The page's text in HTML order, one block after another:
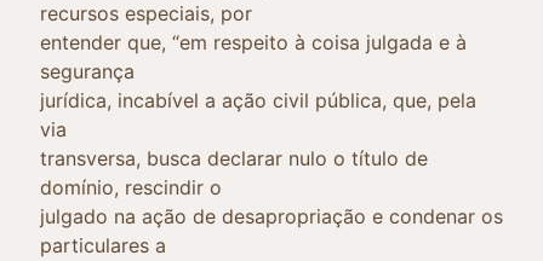
recursos especiais, por
entender que, “em respeito à coisa julgada e à
segurança
jurídica, incabível a ação civil pública, que, pela
via
transversa, busca declarar nulo o título de
domínio, rescindir o
julgado na ação de desapropriação e condenar os
particulares a